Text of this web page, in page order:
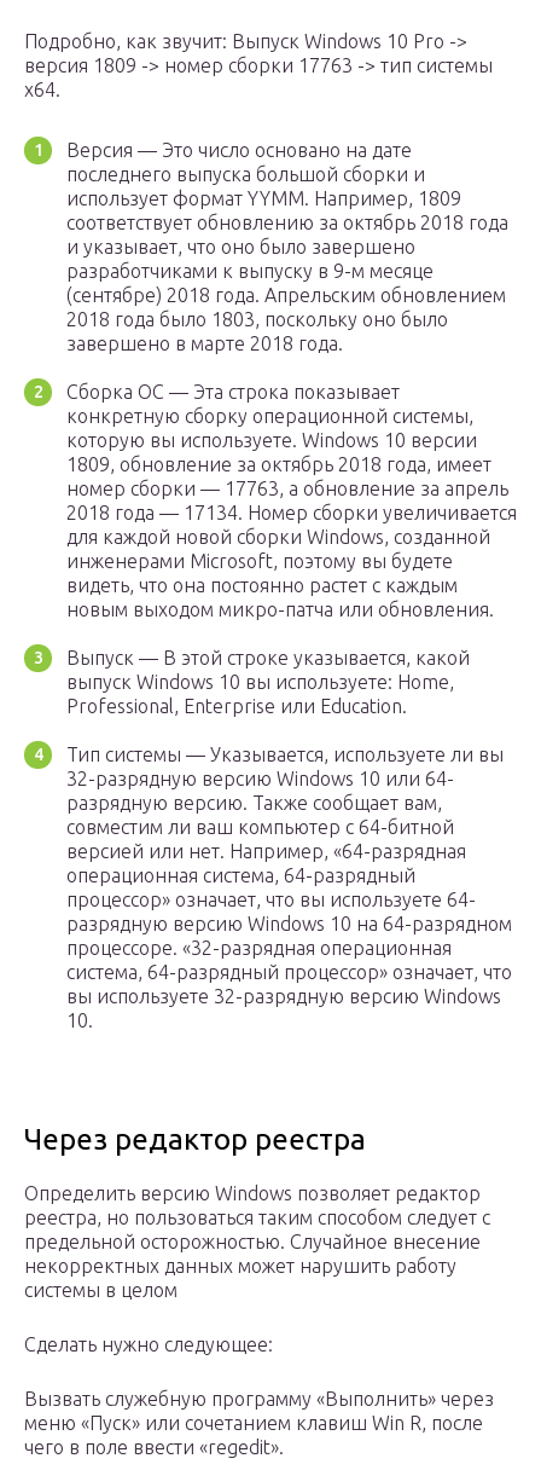
Подробно, как звучит: Выпуск Windows 10 Pro ->
версия 1809 -> номер сборки 17763 -> тип системы
x64.
Версия — Это число основано на дате
последнего выпуска большой сборки и
использует формат YYMM. Например, 1809
соответствует обновлению за октябрь 2018 года
и указывает, что оно было завершено
разработчиками к выпуску в 9-м месяце
(сентябре) 2018 года. Апрельским обновлением
2018 года было 1803, поскольку оно было
завершено в марте 2018 года.
Сборка ОС — Эта строка показывает
конкретную сборку операционной системы,
которую вы используете. Windows 10 версии
1809, обновление за октябрь 2018 года, имеет
номер сборки — 17763, а обновление за апрель
2018 года — 17134. Номер сборки увеличивается
для каждой новой сборки Windows, созданной
инженерами Microsoft, поэтому вы будете
видеть, что она постоянно растет с каждым
новым выходом микро-патча или обновления.
Выпуск — В этой строке указывается, какой
выпуск Windows 10 вы используете: Home,
Professional, Enterprise или Education.
Тип системы — Указывается, используете ли вы
32-разрядную версию Windows 10 или 64-
разрядную версию. Также сообщает вам,
совместим ли ваш компьютер с 64-битной
версией или нет. Например, «64-разрядная
операционная система, 64-разрядный
процессор» означает, что вы используете 64-
разрядную версию Windows 10 на 64-разрядном
процессоре. «32-разрядная операционная
система, 64-разрядный процессор» означает, что
вы используете 32-разрядную версию Windows
10.
Через редактор реестра
Определить версию Windows позволяет редактор
реестра, но пользоваться таким способом следует с
предельной осторожностью. Случайное внесение
некорректных данных может нарушить работу
системы в целом
Сделать нужно следующее:
Вызвать служебную программу «Выполнить» через
меню «Пуск» или сочетанием клавиш Win R, после
чего в поле ввести «regedit».